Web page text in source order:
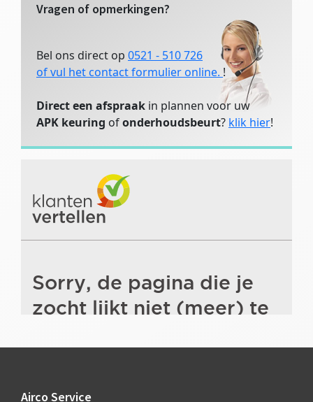
Vragen of opmerkingen?
Bel ons direct op 0521 - 510 726
of vul het contact formulier online. !
Direct een afspraak in plannen voor uw
APK keuring ofonderhoudsbeurt? klik hier!
Airco Service